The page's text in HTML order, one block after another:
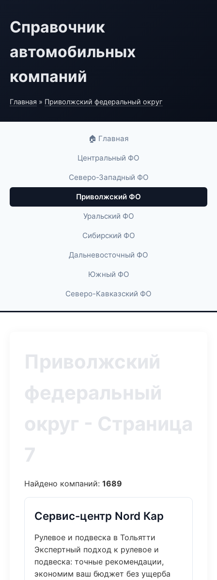
Справочник
автомобильных
компаний
Главная » Приволжский федеральный округ
🏠 Главная
Центральный ФО
Северо-Западный ФО
Приволжский ФО
Уральский ФО
Сибирский ФО
Дальневосточный ФО
Южный ФО
Северо-Кавказский ФО
Приволжский
федеральный
округ - Страница
7
Найдено компаний: 1689
Сервис-центр Nord Кар
Рулевое и подвеска в Тольятти
Экспертный подход к рулевое и
подвеска: точные рекомендации,
экономим ваш бюджет без ущерба